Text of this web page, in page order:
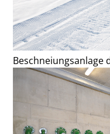
Beschneiungsanlage